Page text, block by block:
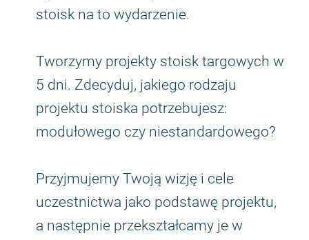
stoisk na to wydarzenie.
Tworzymy projekty stoisk targowych w
5 dni. Zdecyduj, jakiego rodzaju
projektu stoiska potrzebujesz:
modułowego czy niestandardowego?
Przyjmujemy Twoją wizję i cele
uczestnictwa jako podstawę projektu,
a następnie przekształcamy je w